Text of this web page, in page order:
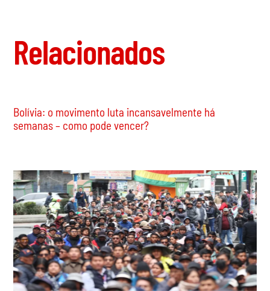
Relacionados
Bolívia: o movimento luta incansavelmente há
semanas – como pode vencer?